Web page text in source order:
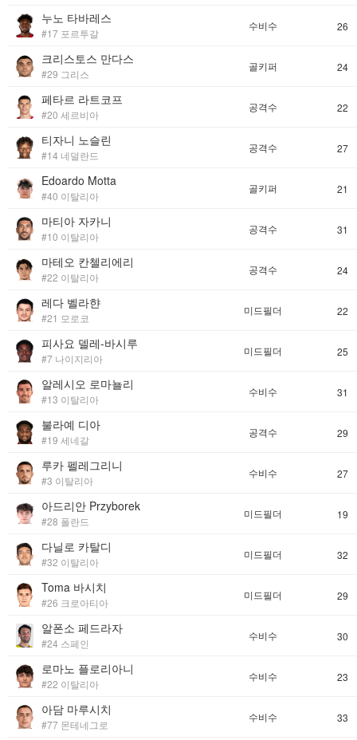
누노 타바레스
#17 포르투갈
수비수 26
크리스토스 만다스
#29 그리스
골키퍼 24
페타르 라트코프
#20 세르비아
공격수 22
티자니 노슬린
#14 네덜란드
공격수 27
Edoardo Motta
#40 이탈리아
골키퍼 21
마티아 자카니
#10 이탈리아
공격수 31
마테오 칸첼리에리
#22 이탈리아
공격수 24
레다 벨라햔
#21 모로코
미드필더 22
피사요 델레-바시루
#7 나이지리아
미드필더 25
알레시오 로마뇰리
#13 이탈리아
수비수 31
불라예 디아
#19 세네갈
공격수 29
루카 펠레그리니
#3 이탈리아
수비수 27
아드리안 Przyborek
#28 폴란드
미드필더 19
다닐로 카탈디
#32 이탈리아
미드필더 32
Toma 바시치
#26 크로아티아
미드필더 29
알폰소 페드라자
#24 스페인
수비수 30
로마노 플로리아니
#22 이탈리아
수비수 23
아담 마루시치
#77 몬테네그로
수비수 33